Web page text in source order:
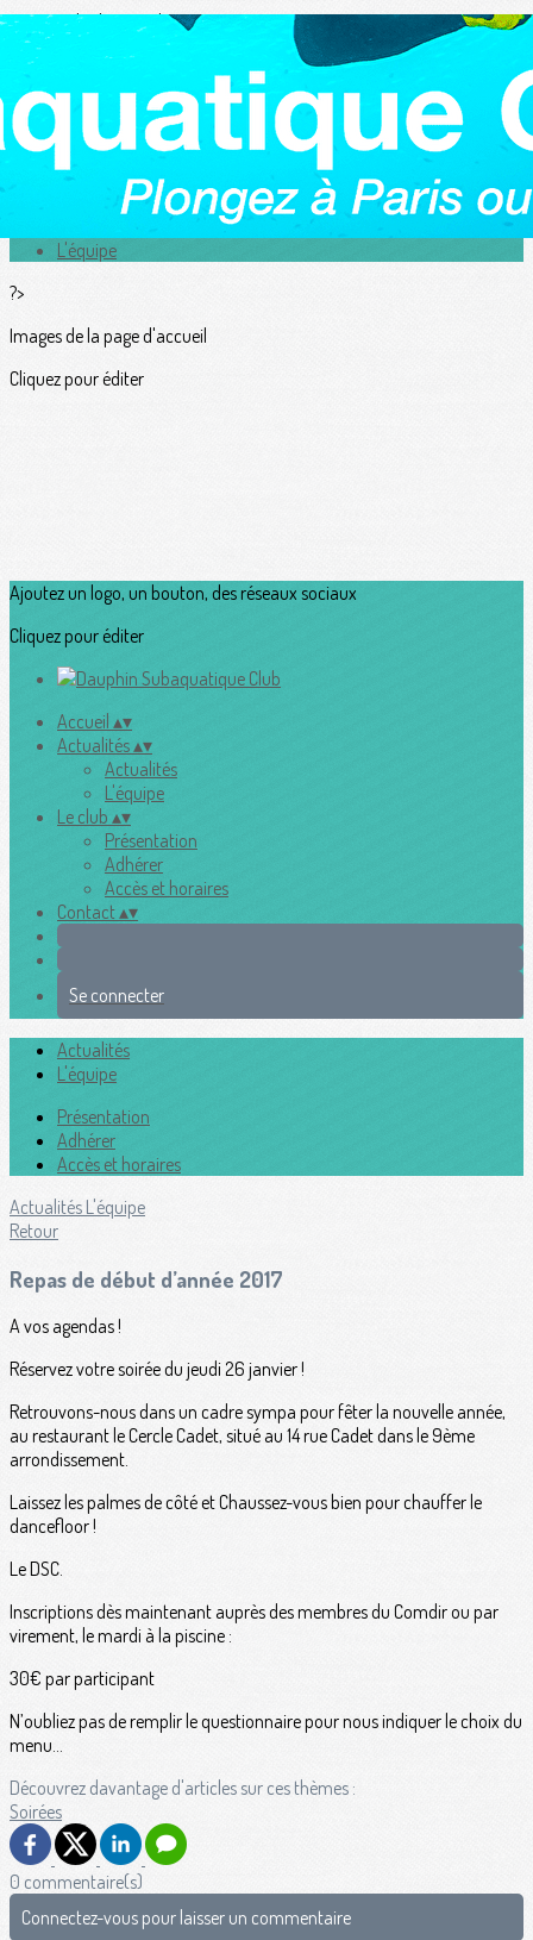
Exporter les lignes sélectionnées
Exporter toutes les colonnes
Exporter uniquement les colonnes affichées
Menu
L'équipe
?>
Images de la page d'accueil
Cliquez pour éditer
Ajoutez un logo, un bouton, des réseaux sociaux
Cliquez pour éditer
Accueil ▴▾
Actualités▴▾
Actualités
L'équipe
Le club ▴▾
Présentation
Adhérer
Accès et horaires
Contact▴▾
Se connecter
Actualités
L'équipe
Présentation
Adhérer
Accès et horaires
Actualités L'équipe
Retour
Repas de début d’année 2017
A vos agendas !
Réservez votre soirée du jeudi 26 janvier !
Retrouvons-nous dans un cadre sympa pour fêter la nouvelle année,
au restaurant le Cercle Cadet, situé au 14 rue Cadet dans le 9ème
arrondissement.
Laissez les palmes de côté et Chaussez-vous bien pour chauffer le
dancefloor !
Le DSC.
Inscriptions dès maintenant auprès des membres du Comdir ou par
virement, le mardi à la piscine :
30€ par participant
N’oubliez pas de remplir le questionnaire pour nous indiquer le choix du
menu…
Découvrez davantage d'articles sur ces thèmes :
Soirées
0 commentaire(s)
Connectez-vous pour laisser un commentaire